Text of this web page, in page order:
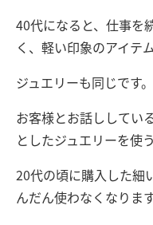
40代になると、仕事を
く、軽い印象のアイテ
ジュエリーも同じです。
お客様とお話ししてい
としたジュエリーを使
20代の頃に購入した細
んだん使わなくなりま